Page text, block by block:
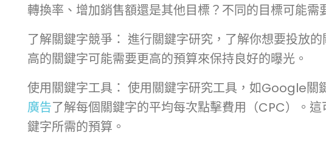
轉換率、增加銷售額還是其他目標？不同的目標可能需
了解關鍵字競爭： 進行關鍵字研究，了解你想要投放
高的關鍵字可能需要更高的預算來保持良好的曝光。
使用關鍵字工具： 使用關鍵字研究工具，如Google關
廣告了解每個關鍵字的平均每次點擊費用（CPC）。
鍵字所需的預算。